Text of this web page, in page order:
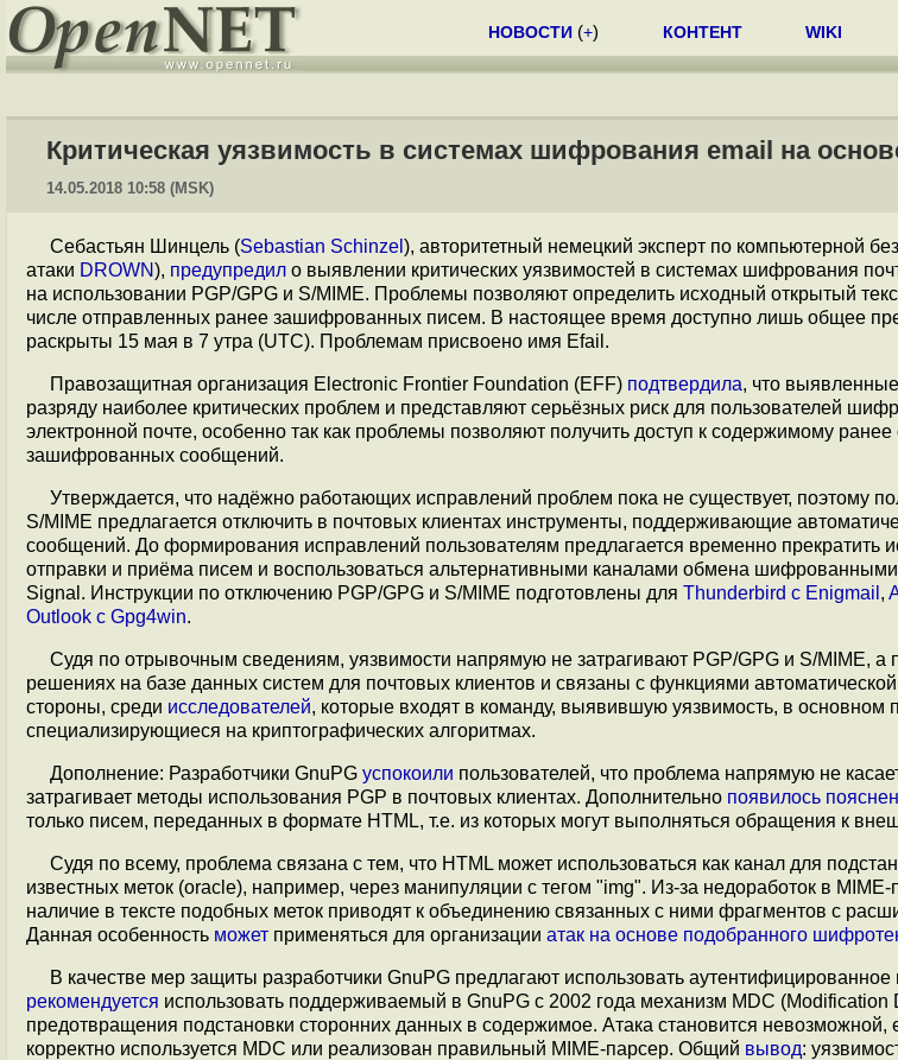
НОВОСТИ (+) КОНТЕНТ WIKI
Критическая уязвимость в системах шифрования email на
14.05.2018 10:58 (MSK)
Себастьян Шинцель (Sebastian Schinzel ), авторитетный немецкий эксперт по компьютерной
атаки DROWN), предупредил о выявлении критических уязвимостей в системах шифрования
на использовании PGP/GPG и S/MIME. Проблемы позволяют определить исходный открытый
числе отправленных ранее зашифрованных писем. В настоящее время доступно лишь общее
раскрыты 15 мая в 7 утра (UTC). Проблемам присвоено имя Efail.
Правозащитная организация Electronic Frontier Foundation (EFF) подтвердила, что
разряду наиболее критических проблем и представляют серьёзных риск для пользователей
электронной почте, особенно так как проблемы позволяют получить доступ к содержимому
зашифрованных сообщений.
Утверждается, что надёжно работающих исправлений проблем пока не существует, поэтому
S/MIME предлагается отключить в почтовых клиентах инструменты, поддерживающие
сообщений. До формирования исправлений пользователям предлагается временно прекратить
отправки и приёма писем и воспользоваться альтернативными каналами обмена
Signal. Инструкции по отключению PGP/GPG и S/MIME подготовлены для Thunderbird с Enigmail ,
Outlook c Gpg4win.
Судя по отрывочным сведениям, уязвимости напрямую не затрагивают PGP/GPG и S/MIME, а
решениях на базе данных систем для почтовых клиентов и связаны с функциями
стороны, среди исследователей, которые входят в команду, выявившую уязвимость, в основном
специализирующиеся на криптографических алгоритмах.
Дополнение: Разработчики GnuPG успокоили пользователей, что проблема напрямую не
затрагивает методы использования PGP в почтовых клиентах. Дополнительно появилось
только писем, переданных в формате HTML, т.е. из которых могут выполняться обращения к
Судя по всему, проблема связана с тем, что HTML может использоваться как канал для
известных меток (oracle), например, через манипуляции с тегом "img". Из-за недоработок в
наличие в тексте подобных меток приводят к объединению связанных с ними фрагментов с
Данная особенность может применяться для организации атак на основе подобранного
В качестве мер защиты разработчики GnuPG предлагают использовать
рекомендуется использовать поддерживаемый в GnuPG с 2002 года механизм MDC (Modification
предотвращения подстановки сторонних данных в содержимое. Атака становится невозможной,
корректно используется MDC или реализован правильный MIME-парсер. Общий вывод: